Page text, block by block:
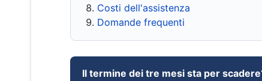
Costi dell'assistenza
Domande frequenti
Il termine dei tre mesi sta per